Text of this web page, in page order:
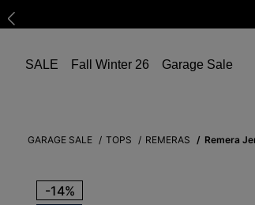
SALE Fall Winter 26 Garage Sale
GARAGE SALE TOPS REMERAS Remera
-14%